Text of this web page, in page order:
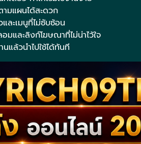
มแผนได้สะดวก
ละเมนูที่ไม่ซับซ้อน
มและลิงก์โฆษณาที่ไม่น่าไว้ใจ
แล้วนำไปใช้ได้ทันที